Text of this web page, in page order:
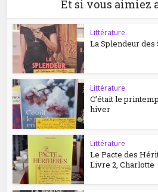
Et si vous aimiez
Littérature
La Splendeur des
Littérature
C’était le
hiver
Littérature
Le Pacte des
Livre 2, Charlotte